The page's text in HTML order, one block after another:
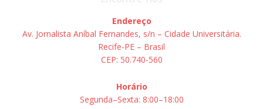
Endereço
Av. Jornalista Aníbal Fernandes, s/n – Cidade Universitária.
Recife-PE – Brasil
CEP: 50.740-560
Horário
Segunda–Sexta: 8:00–18:00